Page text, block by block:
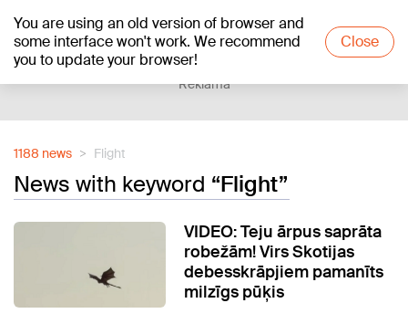
You are using an old version of browser and
some interface won't work. We recommend
you to update your browser!
Close
+17°C
Reklāma
1188 news Flight
News with keyword “Flight”
VIDEO: Teju ārpus saprāta
robežām! Virs Skotijas
debesskrāpjiem pamanīts
milzīgs pūķis